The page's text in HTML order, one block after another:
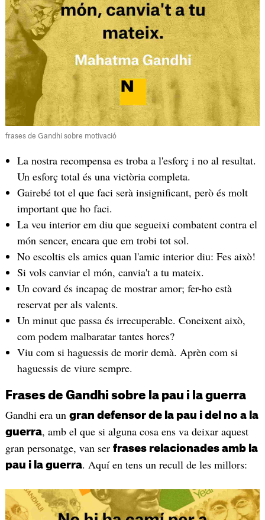
frases de Gandhi sobre motivació
La nostra recompensa es troba a l'esforç i no al resultat.
Un esforç total és una victòria completa.
Gairebé tot el que faci serà insignificant, però és molt
important que ho faci.
La veu interior em diu que segueixi combatent contra el
món sencer, encara que em trobi tot sol.
No escoltis els amics quan l'amic interior diu: Fes això!
Si vols canviar el món, canvia't a tu mateix.
Un covard és incapaç de mostrar amor; fer-ho està
reservat per als valents.
Un minut que passa és irrecuperable. Coneixent això,
com podem malbaratar tantes hores?
Viu com si haguessis de morir demà. Aprèn com si
haguessis de viure sempre.
Frases de Gandhi sobre la pau i la guerra
Gandhi era un gran defensor de la pau i del no a la
guerra, amb el que si alguna cosa ens va deixar aquest
gran personatge, van ser frases relacionades amb la
pau i la guerra. Aquí en tens un recull de les millors: